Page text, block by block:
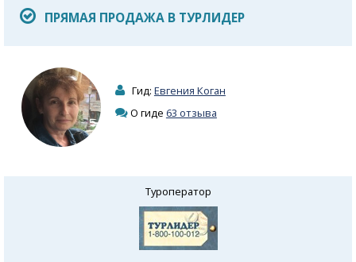
ПРЯМАЯ ПРОДАЖА В ТУРЛИДЕР
Гид: Евгения Коган
О гиде 63 отзыва
Туроператор